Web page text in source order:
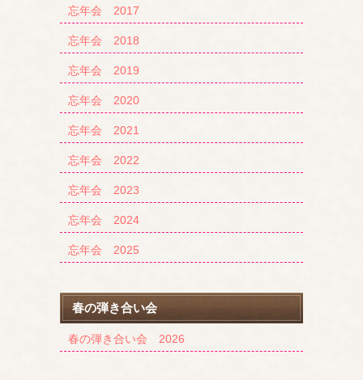
忘年会 2017
忘年会 2018
忘年会 2019
忘年会 2020
忘年会 2021
忘年会 2022
忘年会 2023
忘年会 2024
忘年会 2025
春の弾き合い会
春の弾き合い会 2026